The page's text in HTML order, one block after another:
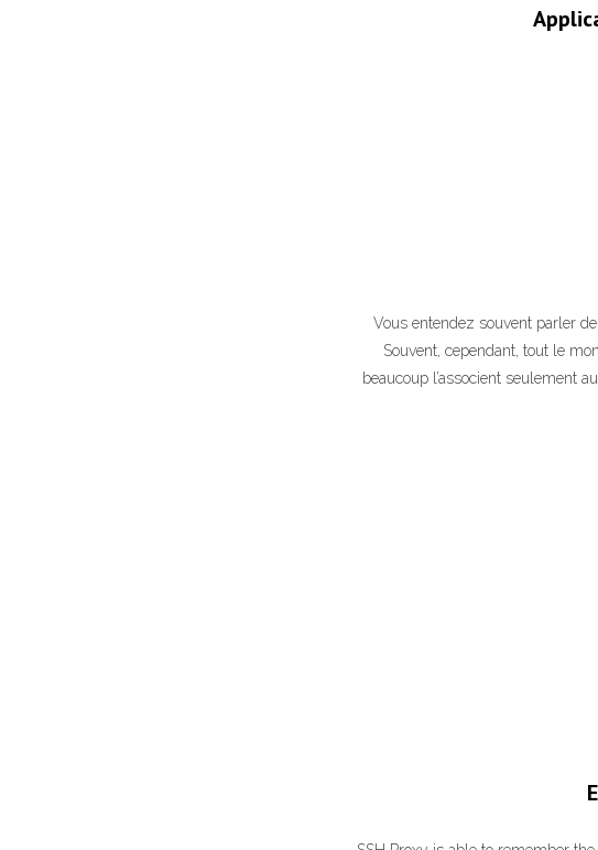
Vous entendez souvent parler
Souvent, cependant, tout le
beaucoup l’associent seulement